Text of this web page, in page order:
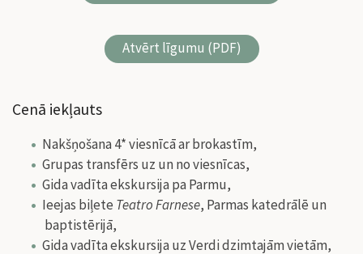
Atvērt līgumu (PDF)
Cenā iekļauts
Nakšņošana 4* viesnīcā ar brokastīm,
Grupas transfērs uz un no viesnīcas,
Gida vadīta ekskursija pa Parmu,
Ieejas biļete Teatro Farnese, Parmas katedrālē un
baptistērijā,
Gida vadīta ekskursija uz Verdi dzimtajām vietām,